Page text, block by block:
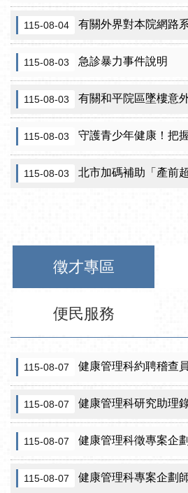
115-08-04 有關外界對本院網路
115-08-03 急診暴力事件說明
115-08-03 有關和平院區墜樓意
115-08-03 守護青少年健康！把握HPV疫苗接種黃金期 臺
115-08-03 北市加碼補助「產前超音波」 孕
徵才專區
便民服務
115-08-07 健康管理科約聘稽查員、約聘高級
115-08-07 健康管理科研究助理
115-08-07 健康管理科徵專案企
115-08-07 健康管理科專案企劃